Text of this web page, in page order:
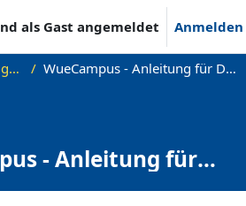
als Gast angemeldet Anmelden
Allgemeines WueCampus - Anleitung für Dozenten und Kursbetreuer
- Anleitung für
und Kursbetreuer